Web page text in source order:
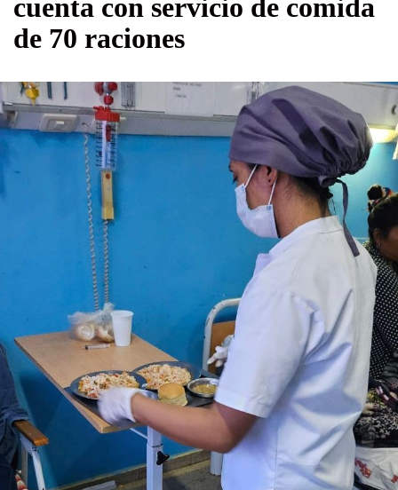
cuenta con servicio de comida
de 70 raciones